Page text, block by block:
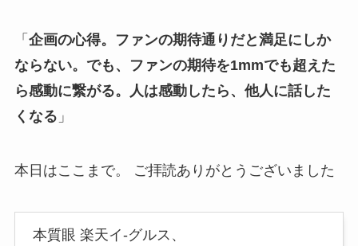
「 企画の心得。ファンの期待通りだと満足にしか
ならない。でも、
ファンの期待を1mmでも超えた
ら感動に繋がる。人は感動したら、他人に話した
くなる 」
本日はここまで。 ご拝読ありがとうございました
本質眼 楽天イ-グルス、